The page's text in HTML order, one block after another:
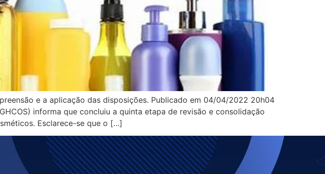
e a aplicação das disposições. Publicado em 04/04/2022 20h04
informa que concluiu a quinta etapa de revisão e consolidação
Esclarece-se que o […]